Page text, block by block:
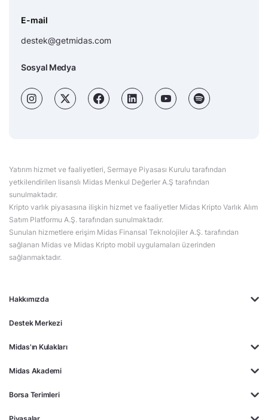
Hakkımızda
Destek Merkezi
Midas'ın Kulakları
Midas Akademi
Borsa Terimleri
E-mail
destek@getmidas.com
Sosyal Medya
Yatırım hizmet ve faaliyetleri, Sermaye Piyasası Kurulu tarafından
yetkilendirilen lisanslı Midas Menkul Değerler A.Ş tarafından
sunulmaktadır.
Kripto varlık piyasasına ilişkin hizmet ve faaliyetler Midas Kripto Varlık Alım
Satım Platformu A.Ş. tarafından sunulmaktadır.
Sunulan hizmetlere erişim Midas Finansal Teknolojiler A.Ş. tarafından
sağlanan Midas ve Midas Kripto mobil uygulamaları üzerinden
sağlanmaktadır.